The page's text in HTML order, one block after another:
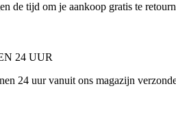
de tijd om je aankoop gratis te
24 UUR
24 uur vanuit ons magazijn